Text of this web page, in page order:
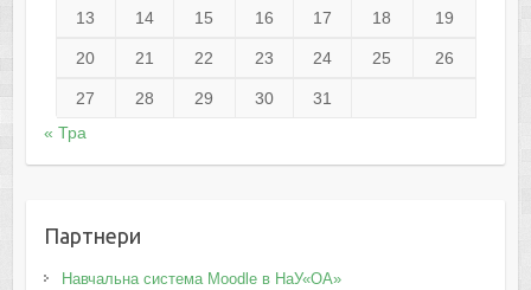
13 14 15 16 17 18 19
20 21 22 23 24 25 26
27 28 29 30
31
« Тра
Партнери
Навчальна система Moodle в НаУ«ОА»